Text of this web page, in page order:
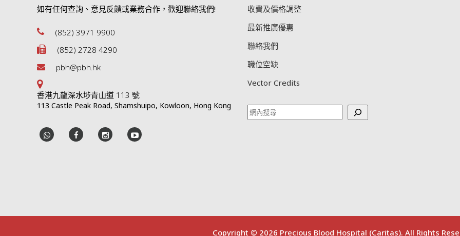
如有任何查詢、意見反饋或業務合作，歡迎聯絡我們!
(852) 3971 9900
(852) 2728 4290
pbh@pbh.hk
香港九龍深水埗青山道 113 號
113 Castle Peak Road, Shamshuipo, Kowloon, Hong Kong
收費及價格調整
最新推廣優惠
聯絡我們
職位空缺
Vector Credits
Search
Copyright © 2026 Precious Blood Hospital (Caritas). All Rights